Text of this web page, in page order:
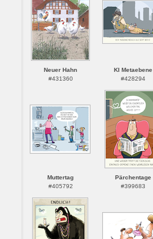
Neuer Hahn
#431360
KI Metaebene
#428294
Muttertag
#405792
Pärchentage
#399683